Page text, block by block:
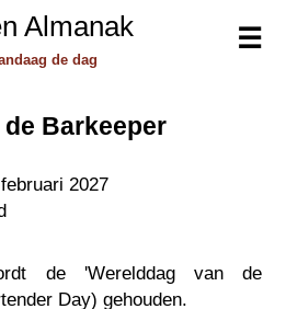
☰
Almanak
de dag
Barkeeper
2027
de 'Werelddag van de
Day) gehouden.